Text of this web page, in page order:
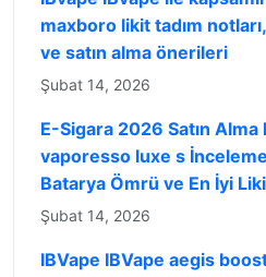
maxboro likit tadım
ve satın alma önerileri
Şubat 14, 2026
E-Sigara 2026 Satın Alma
vaporesso luxe s
Batarya Ömrü ve En İyi
Şubat 14, 2026
IBVape IBVape aegis